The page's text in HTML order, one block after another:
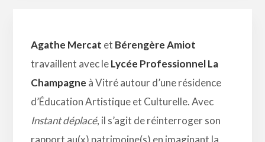
Agathe Mercat et Bérengère Amiot
travaillent avec leLycée Professionnel La
Champagne à Vitré autour d’une résidence
d’Éducation Artistique et Culturelle. Avec
Instant déplacé, il s’agit de réinterroger son